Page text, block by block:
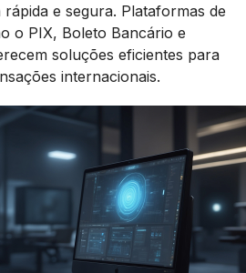
e segura. Plataformas de
o PIX, Boleto Bancário e
soluções eficientes para
internacionais.